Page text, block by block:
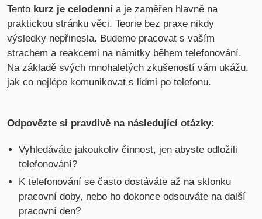
Tento kurz je celodenní a je zaměřen hlavně na
praktickou stránku věci. Teorie bez praxe nikdy
výsledky nepřinesla. Budeme pracovat s vaším
strachem a reakcemi na námitky během telefonování.
Na základě svých mnohaletých zkušeností vám ukážu,
jak co nejlépe komunikovat s lidmi po telefonu.
Odpovězte si pravdivě na následující otázky:
Vyhledáváte jakoukoliv činnost, jen abyste odložili
telefonování?
K telefonování se často dostáváte až na sklonku
pracovní doby, nebo ho dokonce odsouváte na další
pracovní den?